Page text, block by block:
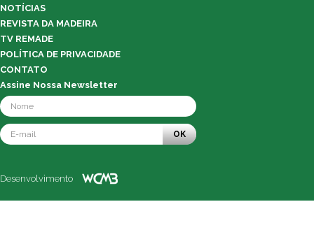
NOTÍCIAS
REVISTA DA MADEIRA
TV REMADE
POLÍTICA DE PRIVACIDADE
CONTATO
Assine Nossa Newsletter
OK
Desenvolvimento